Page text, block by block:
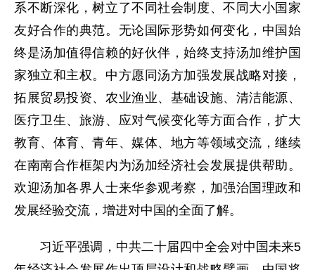
系不断深化，树立了不同社会制度、不同大小国家
友好合作的典范。无论国际形势如何变化，中国始
终是汤加值得信赖的好伙伴，始终支持汤加维护国
家独立和主权。中方愿同汤方加强发展战略对接，
拓展贸易投资、农业渔业、基础设施、清洁能源、
医疗卫生、旅游、应对气候变化等方面合作，扩大
教育、体育、青年、媒体、地方等领域交流，继续
在南南合作框架内为汤加经济社会发展提供帮助。
欢迎汤加各界人士来华参观考察，加强治国理政和
发展经验交流，增进对中国的全面了解。
习近平强调，中共二十届四中全会对中国未来5